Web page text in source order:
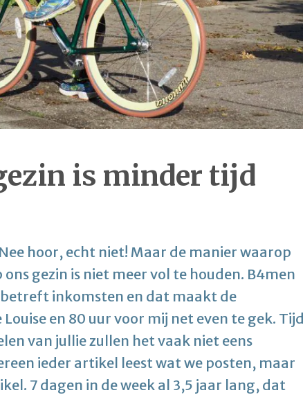
is minder tijd
hoor, echt niet! Maar de manier waarop
gezin is niet meer vol te houden. B4men
inkomsten en dat maakt de
en 80 uur voor mij net even te gek. Tijd
van jullie zullen het vaak niet eens
ieder artikel leest wat we posten, maar
7 dagen in de week al 3,5 jaar lang, dat